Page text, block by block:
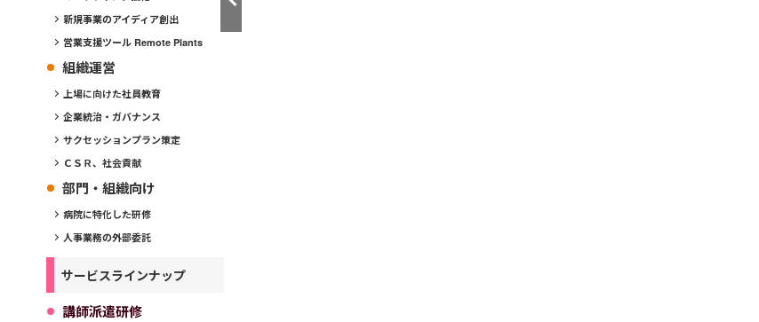
新規事業のアイディア創出
営業支援ツール Remote Plants
組織運営
上場に向けた社員教育
企業統治・ガバナンス
サクセッションプラン策定
ＣＳＲ、社会貢献
部門・組織向け
病院に特化した研修
人事業務の外部委託
サービスラインナップ
講師派遣研修